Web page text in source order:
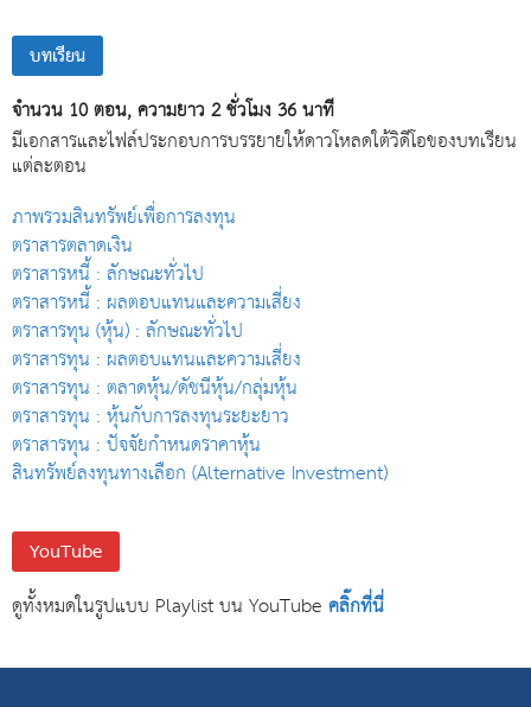
บทเรียน
จำนวน 10 ตอน, ความยาว 2 ชั่วโมง 36 นาที
มีเอกสารและไฟล์ประกอบการบรรยายให้ดาวโหลดใต้วิดีโอของบทเรียน
แต่ละตอน
ภาพรวมสินทรัพย์เพื่อการลงทุน
ตราสารตลาดเงิน
ตราสารหนี้ : ลักษณะทั่วไป
ตราสารหนี้ : ผลตอบแทนและความเสี่ยง
ตราสารทุน (หุ้น) : ลักษณะทั่วไป
ตราสารทุน : ผลตอบแทนและความเสี่ยง
ตราสารทุน : ตลาดหุ้น/ดัชนีหุ้น/กลุ่มหุ้น
ตราสารทุน : หุ้นกับการลงทุนระยะยาว
ตราสารทุน : ปัจจัยกำหนดราคาหุ้น
สินทรัพย์ลงทุนทางเลือก (Alternative Investment)
YouTube
ดูทั้งหมดในรูปแบบ Playlist บน YouTube คลิ๊กที่นี่